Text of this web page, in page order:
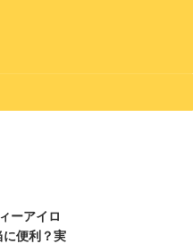
ーアイロ
便利？実